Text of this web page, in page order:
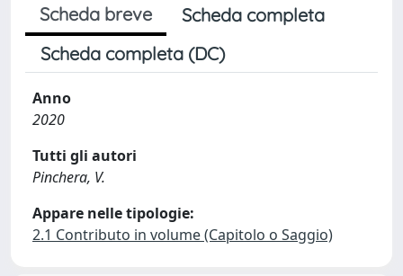
Scheda breve
Scheda completa
Scheda completa (DC)
Anno
2020
Tutti gli autori
Pinchera, V.
Appare nelle tipologie:
2.1 Contributo in volume (Capitolo o Saggio)